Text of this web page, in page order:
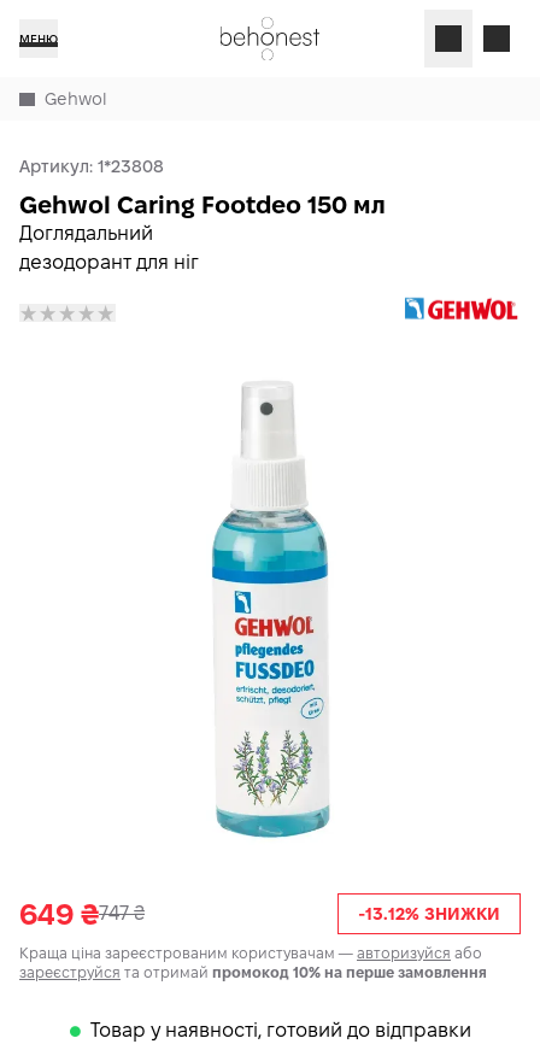
МЕНЮ
Gehwol
Артикул: 1*23808
Доглядальний
дезодорант для ніг
Gehwol Caring Footdeo 150 мл
649 ₴747₴ -13.12% ЗНИЖКИ
Краща ціна зареєстрованим користувачам — авторизуйся або
зареєструйся та отримай промокод 10% на перше замовлення
𒊹 Товар у наявності, готовий до відправки